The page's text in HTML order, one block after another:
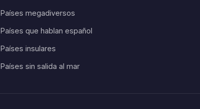
Países megadiversos
Países que hablan español
Países insulares
Países sin salida al mar